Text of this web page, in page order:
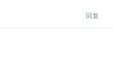
回复